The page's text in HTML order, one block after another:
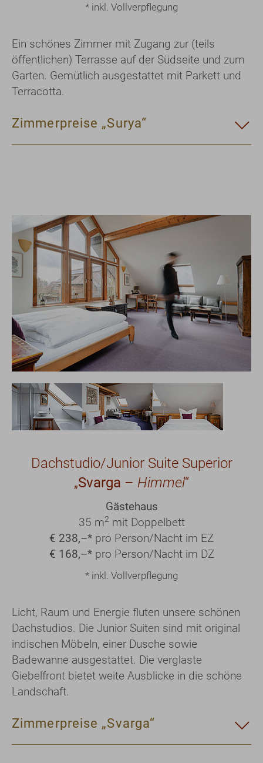
* inkl. Vollverpflegung
Ein schönes Zimmer mit Zugang zur (teils
öffentlichen) Terrasse auf der Südseite und zum
Garten. Gemütlich ausgestattet mit Parkett und
Terracotta.
Zimmerpreise „Surya“
Show larger version
Show larger versionShow larger versionShow larger version
Dachstudio/Junior Suite Superior
„Svarga – Himmel“
Gästehaus
35 m2 mit Doppelbett
€ 238,–* pro Person/Nacht im EZ
€ 168,–*pro Person/Nacht im DZ
* inkl. Vollverpflegung
Licht, Raum und Energie fluten unsere schönen
Dachstudios. Die Junior Suiten sind mit original
indischen Möbeln, einer Dusche sowie
Badewanne ausgestattet. Die verglaste
Giebelfront bietet weite Ausblicke in die schöne
Landschaft.
Zimmerpreise „Svarga“